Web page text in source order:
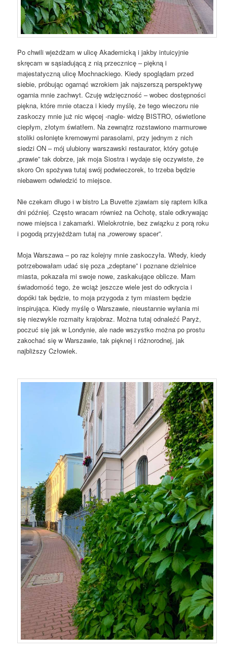
Po chwili wjeżdżam w ulicę Akademicką i jakby intuicyjnie
skręcam w sąsiadującą z nią przecznicę – piękną i
majestatyczną ulicę Mochnackiego. Kiedy spoglądam przed
siebie, próbując ogarnąć wzrokiem jak najszerszą perspektywę
ogarnia mnie zachwyt. Czuję wdzięczność – wobec dostępności
piękna, które mnie otacza i kiedy myślę, że tego wieczoru nie
zaskoczy mnie już nic więcej -nagle- widzę BISTRO, oświetlone
ciepłym, złotym światłem. Na zewnątrz rozstawiono marmurowe
stoliki osłonięte kremowymi parasolami, przy jednym z nich
siedzi ON – mój ulubiony warszawski restaurator, który gotuje
„prawie” tak dobrze, jak moja Siostra i wydaje się oczywiste, że
skoro On spożywa tutaj swój podwieczorek, to trzeba będzie
niebawem odwiedzić to miejsce.
Nie czekam długo i w bistro La Buvette zjawiam się raptem kilka
dni później. Często wracam również na Ochotę, stale odkrywając
nowe miejsca i zakamarki. Wielokrotnie, bez związku z porą roku
i pogodą przyjeżdżam tutaj na „rowerowy spacer”.
Moja Warszawa – po raz kolejny mnie zaskoczyła. Wtedy, kiedy
potrzebowałam udać się poza „zdeptane” i poznane dzielnice
miasta, pokazała mi swoje nowe, zaskakujące oblicze. Mam
świadomość tego, że wciąż jeszcze wiele jest do odkrycia i
dopóki tak będzie, to moja przygoda z tym miastem będzie
inspirująca. Kiedy myślę o Warszawie, nieustannie wyłania mi
się niezwykle rozmaity krajobraz. Można tutaj odnaleźć Paryż,
poczuć się jak w Londynie, ale nade wszystko można po prostu
zakochać się w Warszawie, tak pięknej i różnorodnej, jak
najbliższy Człowiek.